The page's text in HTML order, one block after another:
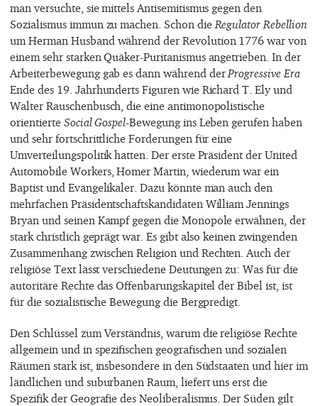
man versuchte, sie mittels Antisemitismus gegen den
Sozialismus immun zu machen. Schon dieRegulator Rebellion
um Herman Husband während der Revolution 1776 war von
einem sehr starken Quäker-Puritanismus angetrieben. In der
Arbeiterbewegung gab es dann während derProgressive Era
Ende des 19. Jahrhunderts Figuren wie Richard T. Ely und
Walter Rauschenbusch, die eine antimonopolistische
orientierte Social Gospel-Bewegung ins Leben gerufen haben
und sehr fortschrittliche Forderungen für eine
Umverteilungspolitik hatten. Der erste Präsident der United
Automobile Workers, Homer Martin, wiederum war ein
Baptist und Evangelikaler. Dazu könnte man auch den
mehrfachen Präsidentschaftskandidaten William Jennings
Bryan und seinen Kampf gegen die Monopole erwähnen, der
stark christlich geprägt war. Es gibt also keinen zwingenden
Zusammenhang zwischen Religion und Rechten. Auch der
religiöse Text lässt verschiedene Deutungen zu: Was für die
autoritäre Rechte das Offenbarungskapitel der Bibel ist, ist
für die sozialistische Bewegung die Bergpredigt.
Den Schlüssel zum Verständnis, warum die religiöse Rechte
allgemein und in spezifischen geografischen und sozialen
Räumen stark ist, insbesondere in den Südstaaten und hier im
ländlichen und suburbanen Raum, liefert uns erst die
Spezifik der Geografie des Neoliberalismus. Der Süden gilt